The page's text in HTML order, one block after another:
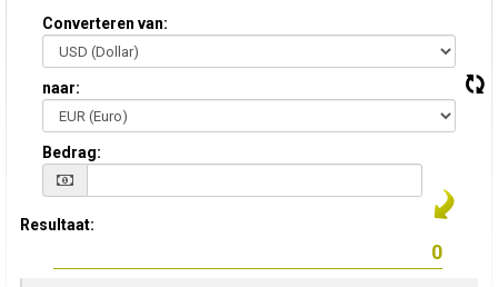
Converteren van:
naar:
Bedrag:
Resultaat: